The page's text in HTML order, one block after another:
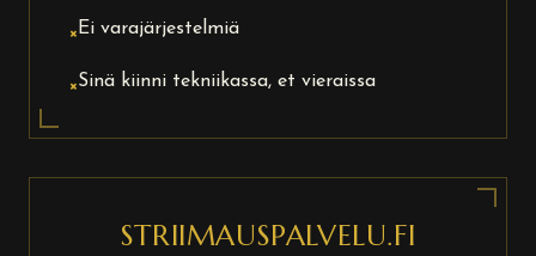
×Ei varajärjestelmiä
×Sinä kiinni tekniikassa, et vieraissa
STRIIMAUSPALVELU.FI